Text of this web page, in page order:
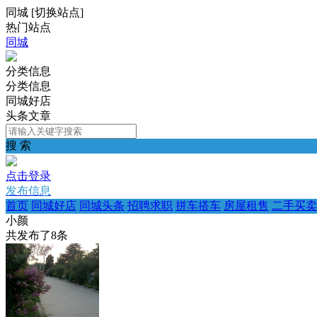
同城 [切换站点]
热门站点
同城
分类信息
分类信息
同城好店
头条文章
搜 索
点击登录
发布信息
首页 同城好店 同城头条 招聘求职 拼车搭车 房屋租售 二手买卖
小颜
共发布了8条